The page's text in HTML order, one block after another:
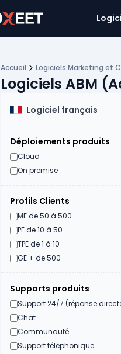
Accueil Logiciels Marketing et
Logiciels ABM
Logiciel français
Déploiements produits
Cloud
On premise
Profils Clients
ME de 50 à 500
PE de 10 à 50
TPE de 1 à 10
GE + de 500
Supports produits
Support 24/7 (réponse
Chat
Communauté
Support téléphonique